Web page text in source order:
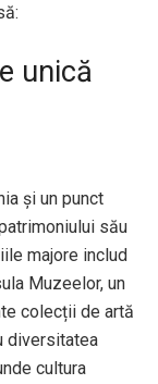
unică
și un punct
său
majore includ
Muzeelor, un
colecții de artă
diversitatea
cultura